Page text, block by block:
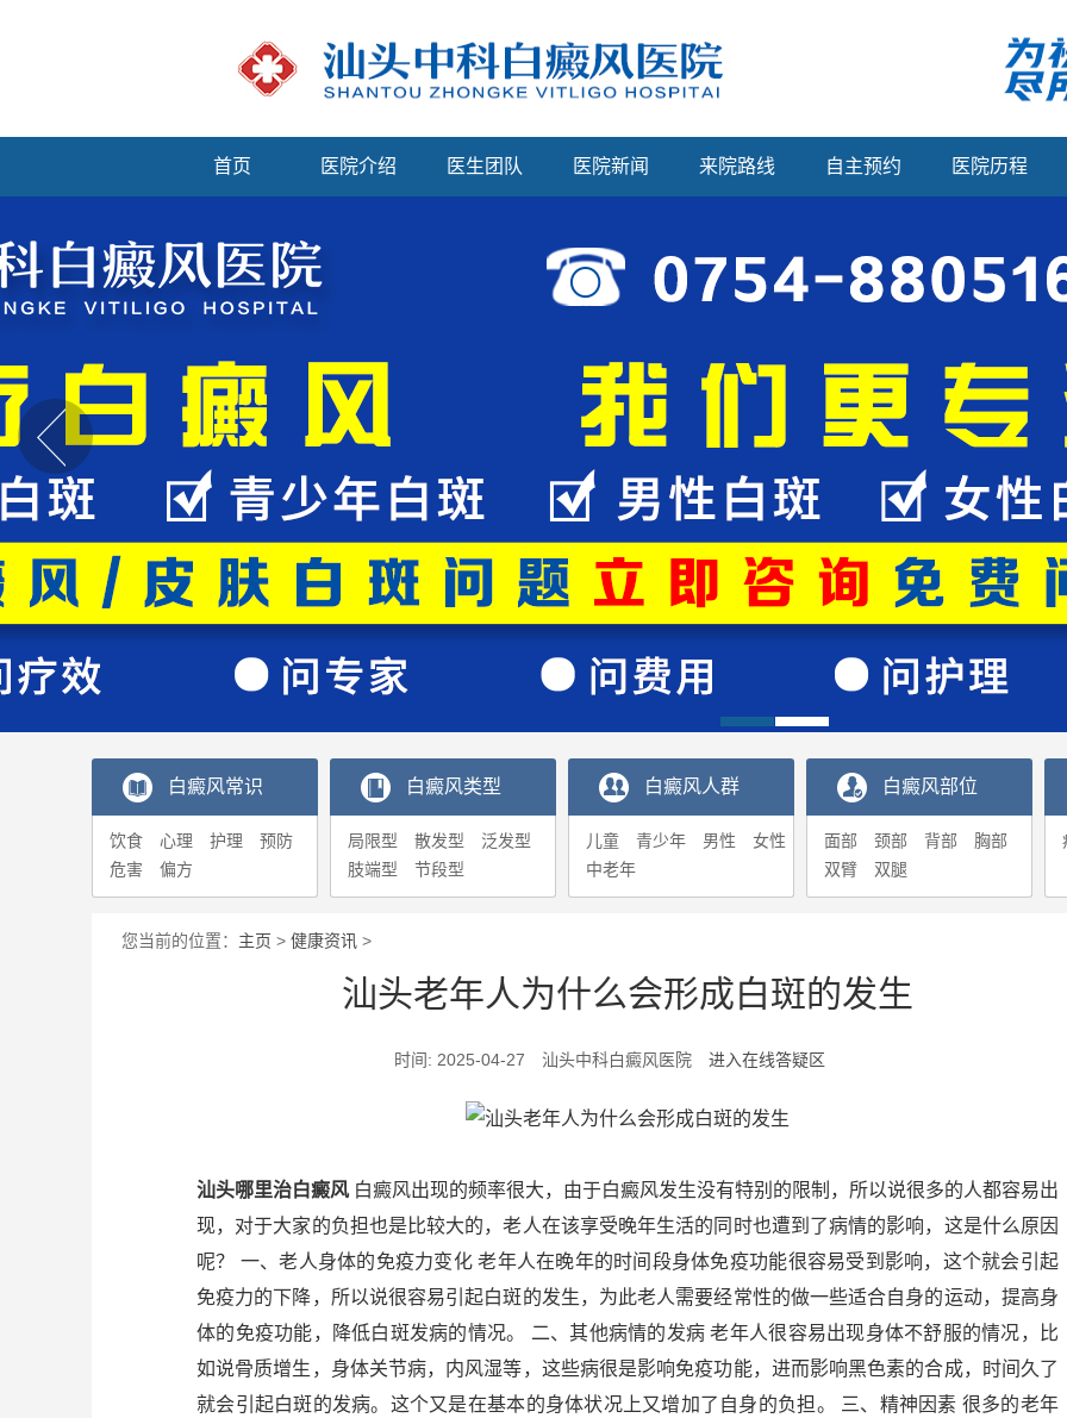
首页 医院介绍 医生团队 医院新闻 来院路线 自主预约 医院历程
白癜风常识
饮食 心理 护理
预防
危害
偏方
白癜风类型
局限型 散发型
泛发型
肢端型
节段型
白癜风人群
儿童 青少年 男性
女性
中老年
白癜风部位
面部 颈部 背部
胸部
双臂
双腿
您当前的位置： 主页 > 健康资讯 >
汕头老年人为什么会形成白斑的发生
时间: 2025-04-27 汕头中科白癜风医院 进入在线答疑区
汕头哪里治白癜风白癜风出现的频率很大，由于白癜风发生没有特别的限制，所以说很多的人都容易出
现，对于大家的负担也是比较大的，老人在该享受晚年生活的同时也遭到了病情的影响，这是什么原因
呢？ 一、老人身体的免疫力变化 老年人在晚年的时间段身体免疫功能很容易受到影响，这个就会引起
免疫力的下降，所以说很容易引起白斑的发生，为此老人需要经常性的做一些适合自身的运动，提高身
体的免疫功能，降低白斑发病的情况。 二、其他病情的发病 老年人很容易出现身体不舒服的情况，比
如说骨质增生，身体关节病，内风湿等，这些病很是影响免疫功能，进而影响黑色素的合成，时间久了
就会引起白斑的发病。这个又是在基本的身体状况上又增加了自身的负担。 三、精神因素 很多的老年